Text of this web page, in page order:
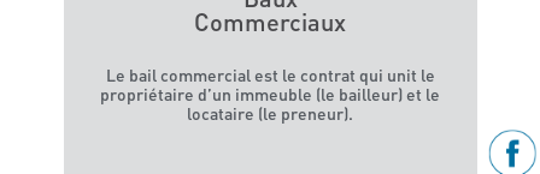
Commerciaux
Le bail commercial est le contrat qui unit le
propriétaire d’un immeuble (le bailleur) et le
locataire (le preneur).